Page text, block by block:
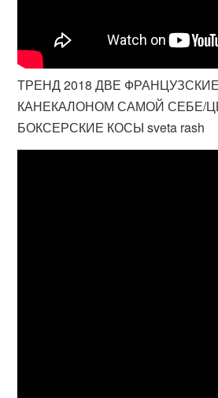
ТРЕНД 2018 ДВЕ
КАНЕКАЛОНОМ САМОЙ СЕБЕ/
БОКСЕРСКИЕ КОСЫ sveta rash